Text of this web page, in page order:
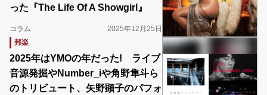
った『The Life Of A Showgirl』
コラム
2025年12月25日
邦楽
2025年はYMOの年だった! ライブ
音源発掘やNumber_iや角野隼斗ら
のトリビュート、矢野顕子のパフォ